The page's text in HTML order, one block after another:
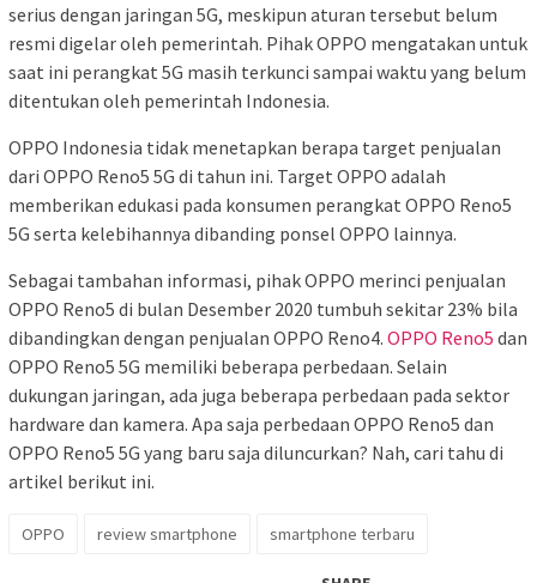
serius dengan jaringan 5G, meskipun aturan tersebut belum
resmi digelar oleh pemerintah. Pihak OPPO mengatakan untuk
saat ini perangkat 5G masih terkunci sampai waktu yang belum
ditentukan oleh pemerintah Indonesia.
OPPO Indonesia tidak menetapkan berapa target penjualan
dari OPPO Reno5 5G di tahun ini. Target OPPO adalah
memberikan edukasi pada konsumen perangkat OPPO Reno5
5G serta kelebihannya dibanding ponsel OPPO lainnya.
Sebagai tambahan informasi, pihak OPPO merinci penjualan
OPPO Reno5 di bulan Desember 2020 tumbuh sekitar 23% bila
dibandingkan dengan penjualan OPPO Reno4. OPPO Reno5 dan
OPPO Reno5 5G memiliki beberapa perbedaan. Selain
dukungan jaringan, ada juga beberapa perbedaan pada sektor
hardware dan kamera. Apa saja perbedaan OPPO Reno5 dan
OPPO Reno5 5G yang baru saja diluncurkan? Nah, cari tahu di
artikel berikut ini.
OPPO review smartphone smartphone terbaru